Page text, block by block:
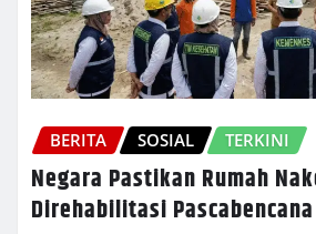
BERITA SOSIAL TERKINI
Negara Pastikan Rumah
Direhabilitasi